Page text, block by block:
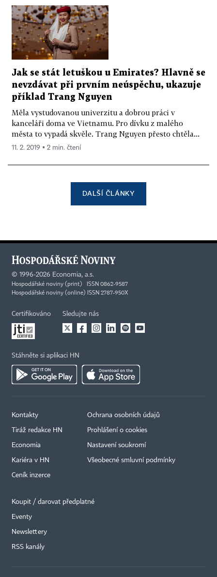
Jak se stát letuškou u Emirates? Hlavně se
nevzdávat při prvním neúspěchu, ukazuje
příklad Trang Nguyen
Měla vystudovanou univerzitu a dobrou práci v
kanceláři doma ve Vietnamu. Pro dívku z malého
města to vypadá skvěle. Trang Nguyen přesto chtěla...
11. 2. 2019 ▪ 2 min. čtení
DALŠÍ ČLÁNKY
© 1996-2026 Economia, a.s.
Hospodářské noviny (print) ISSN 0862-9587
Hospodářské noviny (online) ISSN 2787-950X
Certifikováno Sledujte nás
Stáhněte si aplikaci HN
Kontakty
Tiráž redakce HN
Economia
Kariéra v HN
Ceník inzerce
Ochrana osobních údajů
Prohlášení o cookies
Nastavení soukromí
Všeobecné smluvní podmínky
Koupit / darovat předplatné
Eventy
Newslettery
RSS kanály